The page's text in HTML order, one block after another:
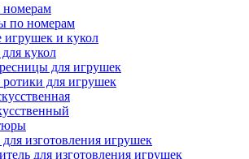
номерам
по номерам
игрушек и кукол
кукол
для игрушек
для игрушек
изготовления игрушек
для изготовления игрушек